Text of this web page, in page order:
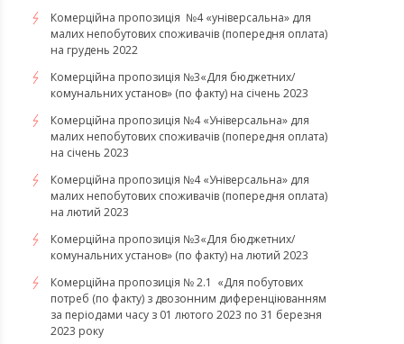
Комерційна пропозиція №4 «універсальна» для
малих непобутових споживачів (попередня оплата)
на грудень 2022
​​​​​​​Комерційна пропозиція №3«Для бюджетних/
комунальних установ» (по факту) на січень 2023
​​​​​​​Комерційна пропозиція №4 «Універсальна» для
малих непобутових споживачів (попередня оплата)
на січень 2023
​​​​​​​Комерційна пропозиція №4 «Універсальна» для
малих непобутових споживачів (попередня оплата)
на лютий 2023
Комерційна пропозиція №3«Для бюджетних/
комунальних установ» (по факту) на лютий 2023
Комерційна пропозиція № 2.1 «Для побутових
потреб (по факту) з двозонним диференціюванням
за періодами часу з 01 лютого 2023 по 31 березня
2023 року